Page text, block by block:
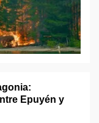
Epuyén y